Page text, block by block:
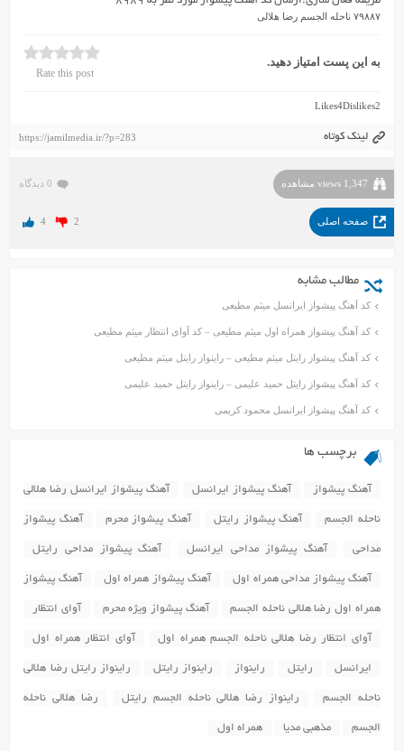
۷۹۸۸۷ ناحله الجسم رضا هلالی
به این پست امتیاز دهید.
Rate this post
Likes4Dislikes2
لینک کوتاه https://jamilmedia.ir/?p=283
1,347 views مشاهده 0 دیدگاه
صفحه اصلی 4 2
مطالب مشابه
کد آهنگ پیشواز ایرانسل میثم مطیعی
کد آهنگ پیشواز همراه اول میثم مطیعی – کد آوای انتظار میثم مطیعی
کد آهنگ پیشواز رایتل میثم مطیعی – راینواز رایتل میثم مطیعی
کد آهنگ پیشواز رایتل حمید علیمی – راینواز رایتل حمید علیمی
کد آهنگ پیشواز ایرانسل محمود کریمی
برچسب ها
آهنگ پیشواز آهنگ پیشواز ایرانسل آهنگ پیشواز ایرانسل رضا هلالی
ناحله الجسم آهنگ پیشواز رایتل آهنگ پیشواز محرم آهنگ پیشواز
مداحی آهنگ پیشواز مداحی ایرانسل آهنگ پیشواز مداحی رایتل
آهنگ پیشواز مداحی همراه اول آهنگ پیشواز همراه اول آهنگ پیشواز
همراه اول رضا هلالی ناحله الجسم آهنگ پیشواز ویژه محرم آوای انتظار
آوای انتظار رضا هلالی ناحله الجسم همراه اول آوای انتظار همراه اول
ایرانسل رایتل راینواز راینواز رایتل راینواز رایتل رضا هلالی
ناحله الجسم راینواز رضا هلالی ناحله الجسم رایتل رضا هلالی ناحله
الجسم مذهبی مدیا همراه اول